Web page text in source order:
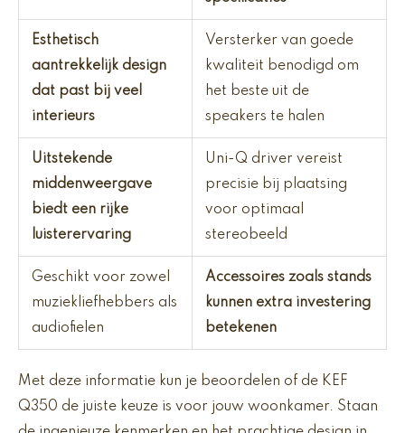
Esthetisch
aantrekkelijk design
dat past bij veel
interieurs
Versterker van goede
kwaliteit benodigd om
het beste uit de
speakers te halen
Uitstekende
middenweergave
biedt een rijke
luisterervaring
Uni-Q driver vereist
precisie bij plaatsing
voor optimaal
stereobeeld
Geschikt voor zowel
muziekliefhebbers als
audiofielen
Accessoires zoals stands
kunnen extra investering
betekenen
Met deze informatie kun je beoordelen of de KEF
Q350 de juiste keuze is voor jouw woonkamer. Staan